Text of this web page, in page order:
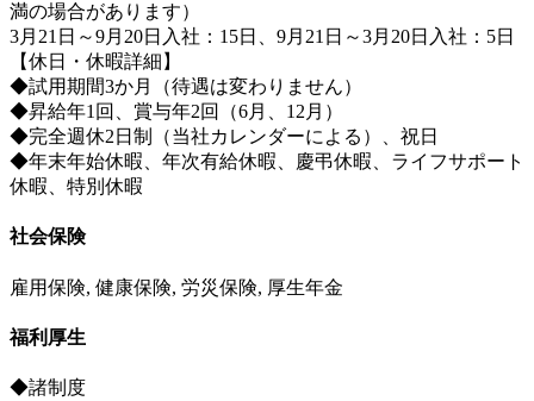
満の場合があります）
3月21日～9月20日入社：15日、9月21日～3月20日入社：5日
【休日・休暇詳細】
◆試用期間3か月（待遇は変わりません）
◆昇給年1回、賞与年2回（6月、12月）
◆完全週休2日制（当社カレンダーによる）、祝日
◆年末年始休暇、年次有給休暇、慶弔休暇、ライフサポート
休暇、特別休暇
社会保険
雇用保険, 健康保険, 労災保険, 厚生年金
福利厚生
◆諸制度